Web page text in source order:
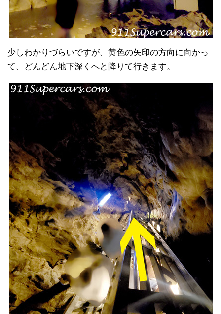
少しわかりづらいですが、黄色の矢印の方向に向かっ
て、どんどん地下深くへと降りて行きます。